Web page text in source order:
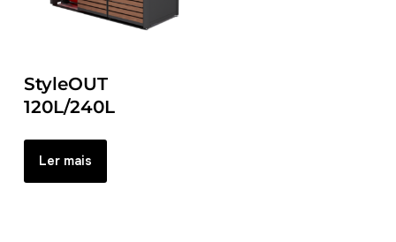
StyleOUT
120L/240L
Ler mais